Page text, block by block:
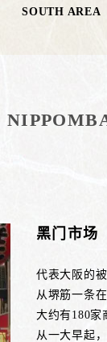
SOUTH AREA
黑门市场
代表大阪的
从堺筋一条
大约有180家
从一大早起